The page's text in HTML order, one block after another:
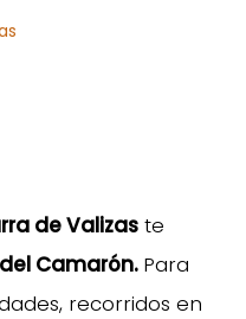
de Valizas te
Camarón. Para
recorridos en